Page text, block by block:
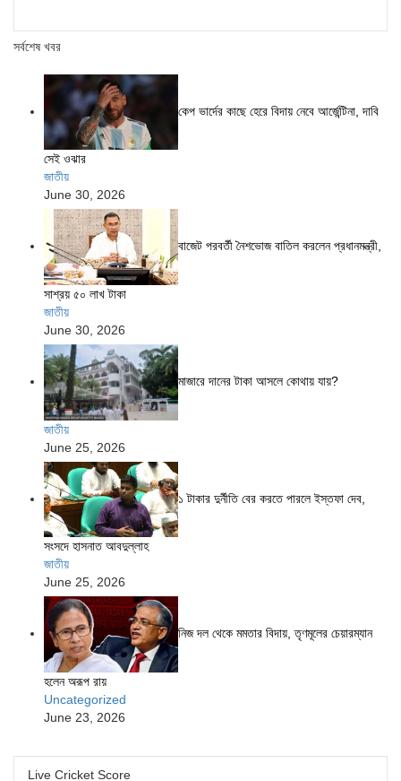
সর্বশেষ খবর
কেপ ভার্দের কাছে হেরে বিদায় নেবে আর্জেন্টিনা, দাবি
সেই ওঝার
জাতীয়
June 30, 2026
বাজেট পরবর্তী নৈশভোজ বাতিল করলেন প্রধানমন্ত্রী,
সাশ্রয় ৫০ লাখ টাকা
জাতীয়
June 30, 2026
মাজারে দানের টাকা আসলে কোথায় যায়?
জাতীয়
June 25, 2026
১ টাকার দুর্নীতি বের করতে পারলে ইস্তফা দেব,
সংসদে হাসনাত আবদুল্লাহ
জাতীয়
June 25, 2026
নিজ দল থেকে মমতার বিদায়, তৃণমূলের চেয়ারম্যান
হলেন অরূপ রায়
Uncategorized
June 23, 2026
Live Cricket Score